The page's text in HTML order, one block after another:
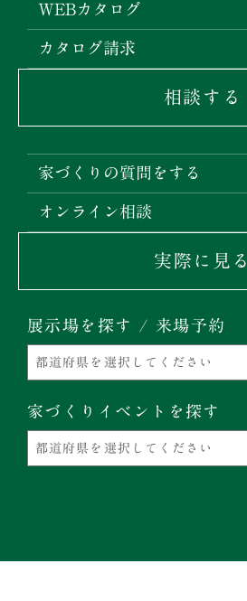
WEBカタログ
カタログ請求
相談する
家づくりの質問をする
オンライン相談
実際に見る
展示場を探す / 来場予約
家づくりイベントを探す